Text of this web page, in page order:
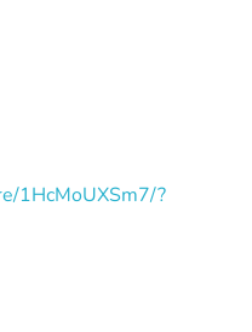
1HcMoUXSm7/?